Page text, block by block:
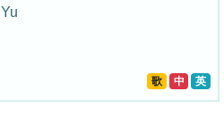
Yu
歌 中 英